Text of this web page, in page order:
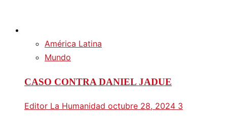
América Latina
Mundo
CASO CONTRA DANIEL JADUE
Editor La Humanidad octubre 28, 2024 3